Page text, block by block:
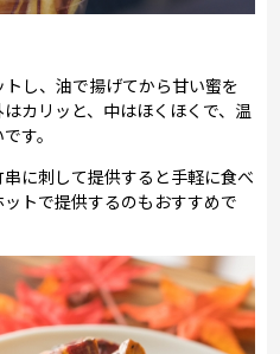
し、油で揚げてから甘い蜜を
カリッと、中はほくほくで、温
す。
に刺して提供すると手軽に食べ
トで提供するのもおすすめで